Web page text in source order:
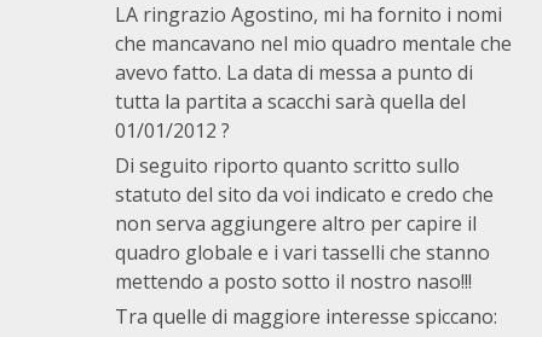
LA ringrazio Agostino, mi ha fornito i nomi
che mancavano nel mio quadro mentale che
avevo fatto. La data di messa a punto di
tutta la partita a scacchi sarà quella del
01/01/2012 ?
Di seguito riporto quanto scritto sullo
statuto del sito da voi indicato e credo che
non serva aggiungere altro per capire il
quadro globale e i vari tasselli che stanno
mettendo a posto sotto il nostro naso!!!
Tra quelle di maggiore interesse spiccano: